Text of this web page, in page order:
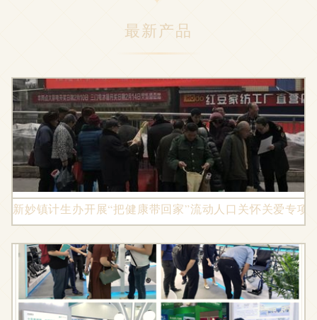
最新产品
新妙镇计生办开展“把健康带回家”流动人口关怀关爱专项